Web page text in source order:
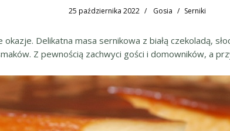
25 października 2022 Gosia Serniki
Delikatna masa sernikowa z białą czekoladą,
Z pewnością zachwyci gości i domowników, a